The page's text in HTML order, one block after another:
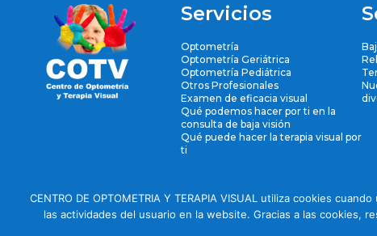
Servicios
Optometría
Optometría Geriátrica
Optometría Pediátrica
Otros Profesionales
Examen de eficacia visual
Qué podemos hacer por ti en la
consulta de baja visión
Qué puede hacer la terapia visual por
ti
CENTRO DE OPTOMETRIA Y TERAPIA VISUAL utiliza cookies
las actividades del usuario en la website. Gracias a las cookies,